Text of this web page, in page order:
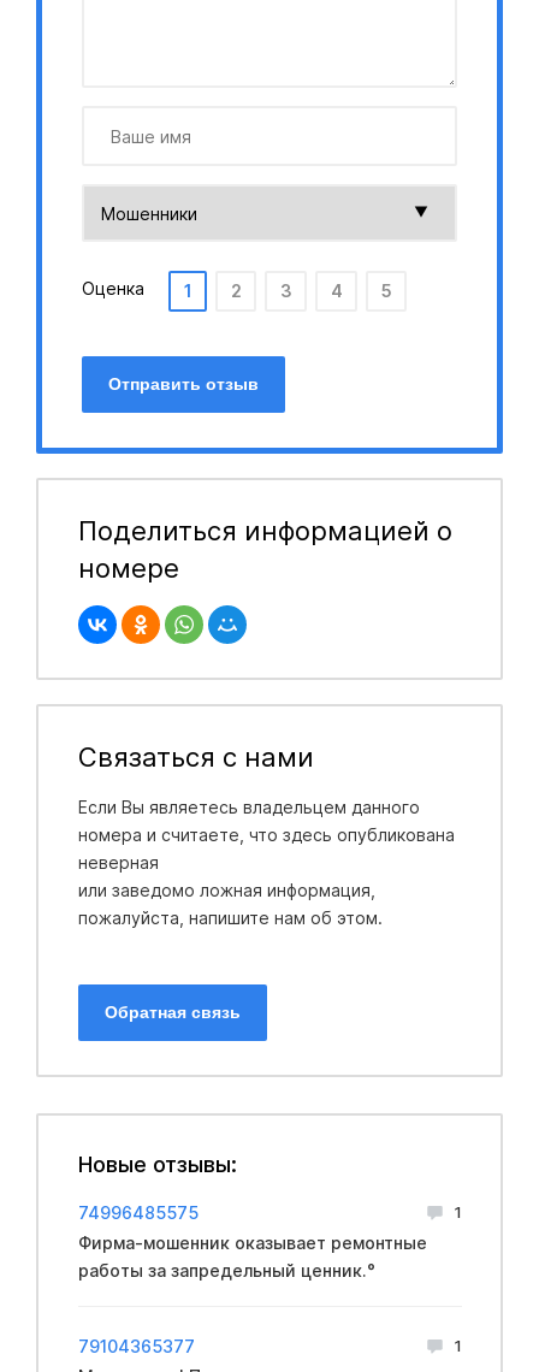
Оценка 1 2 3 4 5
Отправить отзыв
Поделиться информацией о
номере
Связаться с нами
Если Вы являетесь владельцем данного
номера и считаете, что здесь опубликована
неверная
или заведомо ложная информация,
пожалуйста, напишите нам об этом.
Обратная связь
Новые отзывы:
74996485575 1
Фирма-мошенник оказывает ремонтные
работы за запредельный ценник.°
79104365377 1